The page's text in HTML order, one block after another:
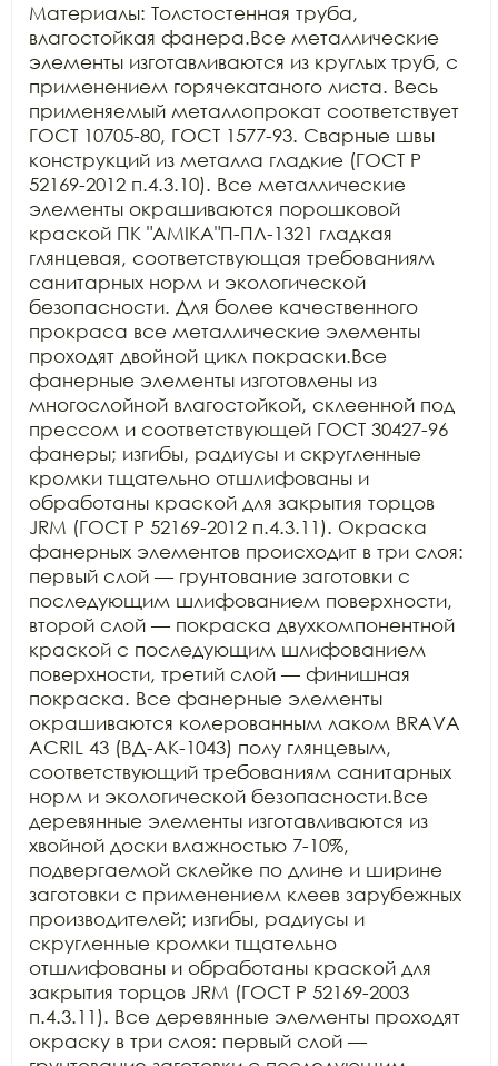
Материалы: Толстостенная труба,
влагостойкая фанера.Все металлические
элементы изготавливаются из круглых труб, с
применением горячекатаного листа. Весь
применяемый металлопрокат соответствует
ГОСТ 10705-80, ГОСТ 1577-93. Сварные швы
конструкций из металла гладкие (ГОСТ Р
52169-2012 п.4.3.10). Все металлические
элементы окрашиваются порошковой
краской ПК "АМIKA"П-ПЛ-1321 гладкая
глянцевая, соответствующая требованиям
санитарных норм и экологической
безопасности. Для более качественного
прокраса все металлические элементы
проходят двойной цикл покраски.Все
фанерные элементы изготовлены из
многослойной влагостойкой, склеенной под
прессом и соответствующей ГОСТ 30427-96
фанеры; изгибы, радиусы и скругленные
кромки тщательно отшлифованы и
обработаны краской для закрытия торцов
JRM (ГОСТ Р 52169-2012 п.4.3.11). Окраска
фанерных элементов происходит в три слоя:
первый слой — грунтование заготовки с
последующим шлифованием поверхности,
второй слой — покраска двухкомпонентной
краской с последующим шлифованием
поверхности, третий слой — финишная
покраска. Все фанерные элементы
окрашиваются колерованным лаком BRAVA
ACRIL 43 (ВД-АК-1043) полу глянцевым,
соответствующий требованиям санитарных
норм и экологической безопасности.Все
деревянные элементы изготавливаются из
хвойной доски влажностью 7-10%,
подвергаемой склейке по длине и ширине
заготовки с применением клеев зарубежных
производителей; изгибы, радиусы и
скругленные кромки тщательно
отшлифованы и обработаны краской для
закрытия торцов JRM (ГОСТ Р 52169-2003
п.4.3.11). Все деревянные элементы проходят
окраску в три слоя: первый слой —